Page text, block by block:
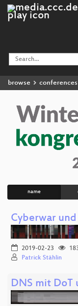
browse conferences
name
Cyberwar
2019-02-23
Patrick Stählin
DNS mit DoT